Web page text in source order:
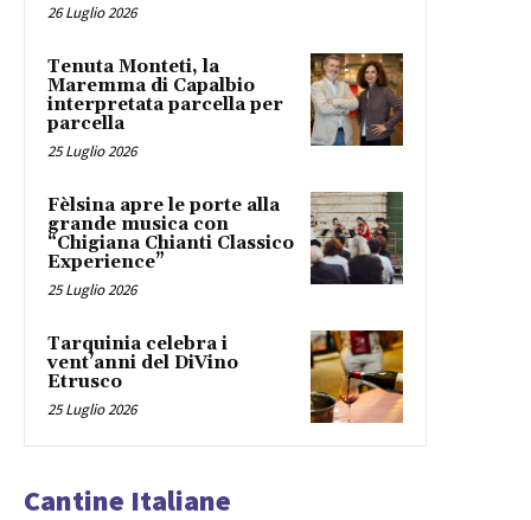
26 Luglio 2026
Tenuta Monteti, la
Maremma di Capalbio
interpretata parcella per
parcella
25 Luglio 2026
Fèlsina apre le porte alla
grande musica con
“Chigiana Chianti Classico
Experience”
25 Luglio 2026
Tarquinia celebra i
vent’anni del DiVino
Etrusco
25 Luglio 2026
Cantine Italiane